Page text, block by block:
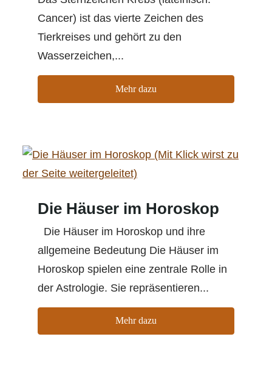
Cancer) ist das vierte Zeichen des
Tierkreises und gehört zu den
Wasserzeichen,...
Mehr dazu
Die Häuser im Horoskop
Die Häuser im Horoskop und ihre
allgemeine Bedeutung Die Häuser im
Horoskop spielen eine zentrale Rolle in
der Astrologie. Sie repräsentieren...
Mehr dazu